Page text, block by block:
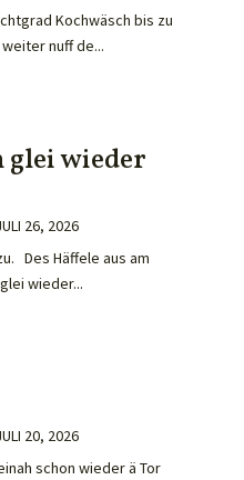
Kochwäsch bis zu
nuff de...
glei wieder
26, 2026
Des Häffele aus am
wieder...
20, 2026
schon wieder ä Tor